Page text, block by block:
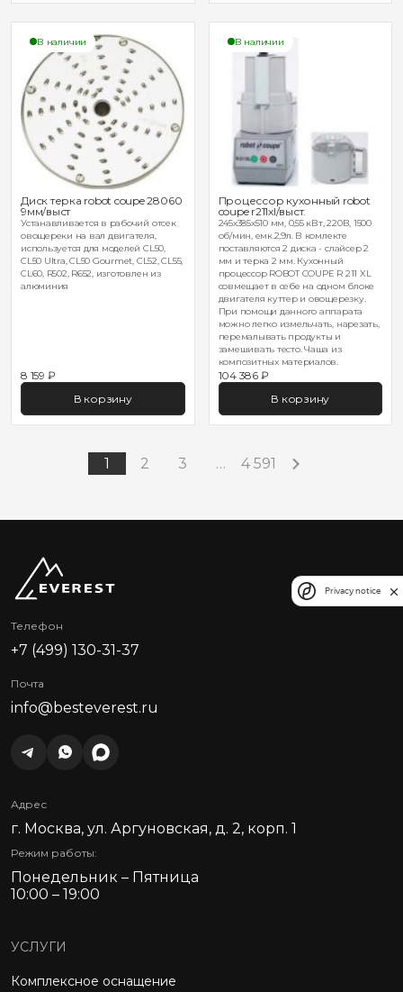
В наличии
Диск терка robot coupe 28060
9мм/выст
Устанавливается в рабочий отсек
овощереки на вал двигателя,
используется для моделей CL50,
CL50 Ultra, CL50 Gourmet, CL52, CL55,
CL60, R502, R652, изготовлен из
алюминия
8 159 ₽
В корзину
В наличии
Процессор кухонный robot
coupe r211xl/выст.
245х385х510 мм, 0,55 кВт, 220В, 1500
об/мин, емк.2,9л. В комлекте
поставляются 2 диска - слайсер 2
мм и терка 2 мм. Кухонный
процессор ROBOT COUPE R 211 XL
совмещает в себе на одном блоке
двигателя куттер и овощерезку.
При помощи данного аппарата
можно легко измельчать, нарезать,
перемалывать продукты и
замешивать тесто. Чаша из
композитных материалов.
104 386 ₽
В корзину
1 2 3 … 4 591
Телефон
+7 (499) 130-31-37
Почта
info@besteverest.ru
Адрес
г. Москва, ул. Аргуновская, д. 2, корп. 1
Режим работы:
Понедельник – Пятница
10:00 – 19:00
УСЛУГИ
Комплексное оснащение
Privacy notice